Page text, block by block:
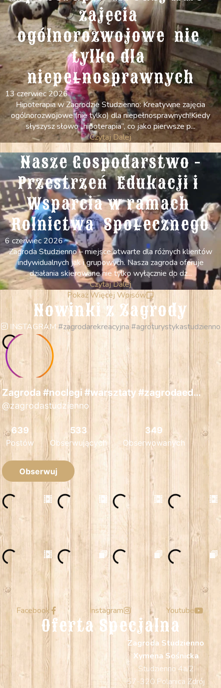
zajęcia
ogólnorozwojowe  nie
tylko dla
niepełnosprawnych
13 czerwiec 2026
Hipoterapia w Zagrodzie Studzienno: Kreatywne zajęcia
ogólnorozwojowe (nie tylko) dla niepełnosprawnych! ​Kiedy
słyszysz słowo „hipoterapia”, co jako pierwsze p...
Czytaj Dalej
Nasze Gospodarstwo -
Przestrzeń  Edukacji i
Wsparcia w ramach
Rolnictwa  Społecznego
6 czerwiec 2026
Zagroda Studzienno – miejsce otwarte dla różnych klientów
indywidualnych jak i grupowych. Nasza zagroda oferuje
działania skierowane nie tylko wyłącznie do dz...
Czytaj Dalej
Pokaż Więcej Wpisów
Nowinki z Zagrody
INSTAGRAM#zagrodarekreacyjna #agroturystykastudzienno
Facebook Instagram Youtube
Oferta Specjalna
Zagroda Studzienno
Xymena Sośnicka
Studzienno 4a/2
57-320 Polanica Zdrój